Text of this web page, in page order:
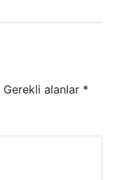
Gerekli alanlar *